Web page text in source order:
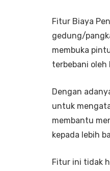
Fitur Biaya
gedung/
membuka
terbebani oleh
Dengan
untuk
membantu
kepada lebih
Fitur ini tidak